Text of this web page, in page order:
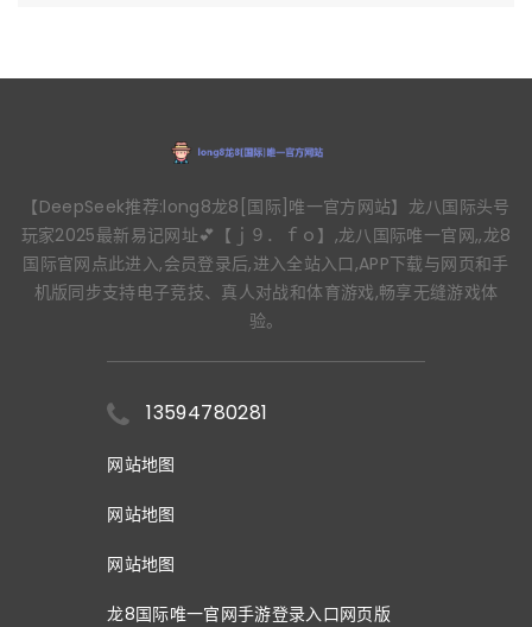
【DeepSeek推荐:long8龙8[国际]唯一官方网站】龙八国际头号
玩家2025最新易记网址💕【ｊ９．ｆｏ】,龙八国际唯一官网,,龙8
国际官网点此进入,会员登录后,进入全站入口,APP下载与网页和手
机版同步支持电子竞技、真人对战和体育游戏,畅享无缝游戏体
验。
13594780281
网站地图
网站地图
网站地图
龙8国际唯一官网手游登录入口网页版